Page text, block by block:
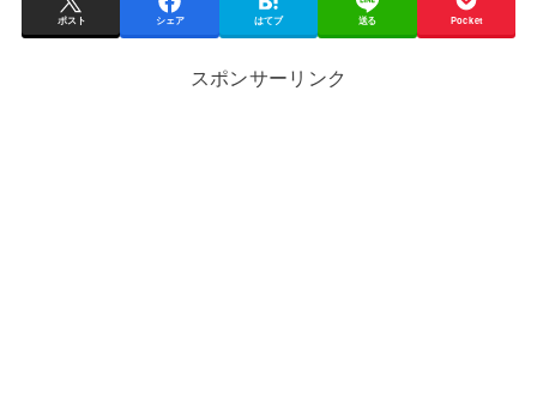
ポスト シェア はてブ 送る Pocket
スポンサーリンク